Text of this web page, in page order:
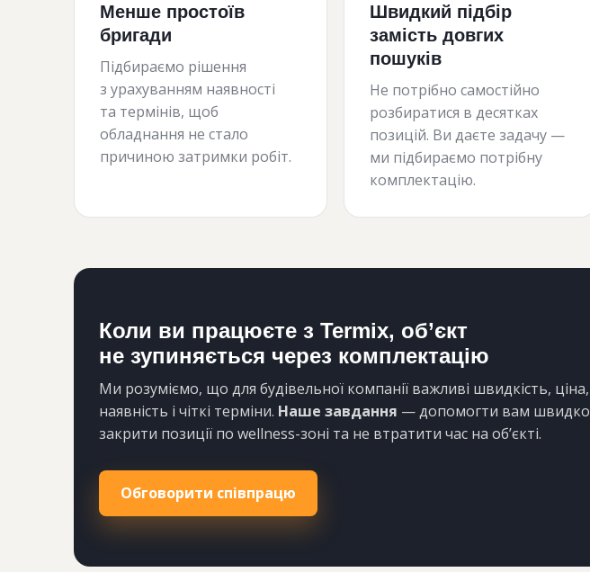
Менше простоїв
бригади
Підбираємо рішення
з урахуванням наявності
та термінів, щоб
обладнання не стало
причиною затримки робіт.
Швидкий підбір
замість довгих
пошуків
Не потрібно самостійно
розбиратися в десятках
позицій. Ви даєте задачу —
ми підбираємо потрібну
комплектацію.
Коли ви працюєте з Termix, об’єкт
не зупиняється через комплектацію
Ми розуміємо, що для будівельної компанії важливі швидкість, ціна,
наявність і чіткі терміни. Наше завдання — допомогти вам швидко
закрити позиції по wellness-зоні та не втратити час на об’єкті.
Обговорити співпрацю